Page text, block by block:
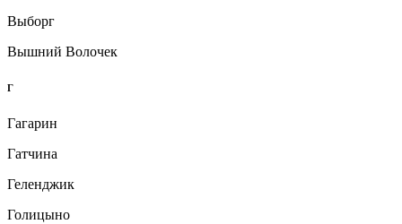
Выборг
Вышний Волочек
Г
Гагарин
Гатчина
Геленджик
Голицыно